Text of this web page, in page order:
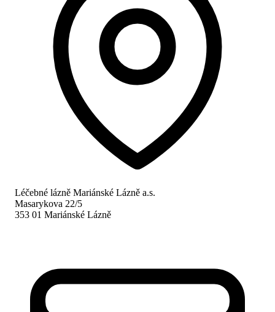
Léčebné lázně Mariánské Lázně a.s.
Masarykova 22/5
353 01 Mariánské Lázně